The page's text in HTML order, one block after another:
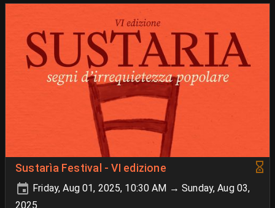
Sustarìa Festival - VI edizione
Friday, Aug 01, 2025, 10:30 AM → Sunday, Aug 03,
2025